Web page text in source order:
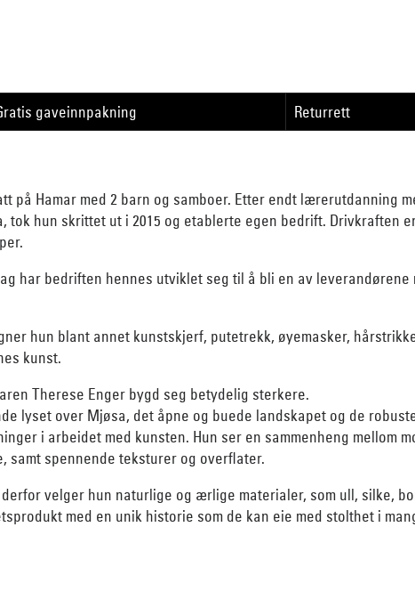
gaveinnpakning Returrett
på Hamar med 2 barn og samboer. Etter endt lærerutdanning
tok hun skrittet ut i 2015 og etablerte egen bedrift. Drivkraften
har bedriften hennes utviklet seg til å bli en av
hun blant annet kunstskjerf, putetrekk, øyemasker,
kunst.
Therese Enger bygd seg betydelig sterkere.
lyset over Mjøsa, det åpne og buede landskapet og de
i arbeidet med kunsten. Hun ser en sammenheng mellom
spennende teksturer og overflater.
velger hun naturlige og ærlige materialer, som ull, silke,
med en unik historie som de kan eie med stolthet i